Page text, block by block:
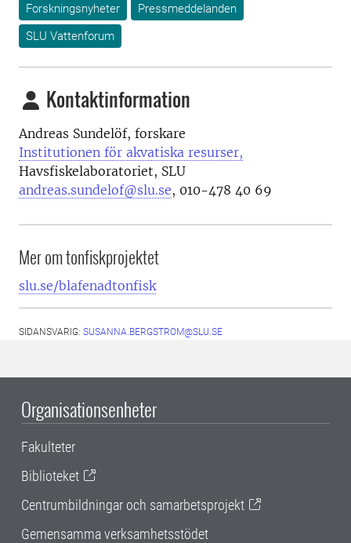
Forskningsnyheter
Pressmeddelanden
SLU Vattenforum
Kontaktinformation
Andreas Sundelöf, forskare
Institutionen för akvatiska resurser,
Havsfiskelaboratoriet, SLU
andreas.sundelof@slu.se, 010-478 40 69
Mer om tonfiskprojektet
slu.se/blafenadtonfisk
SIDANSVARIG: SUSANNA.BERGSTROM@SLU.SE
Organisationsenheter
Fakulteter
Biblioteket
Centrumbildningar och samarbetsprojekt
Gemensamma verksamhetsstödet